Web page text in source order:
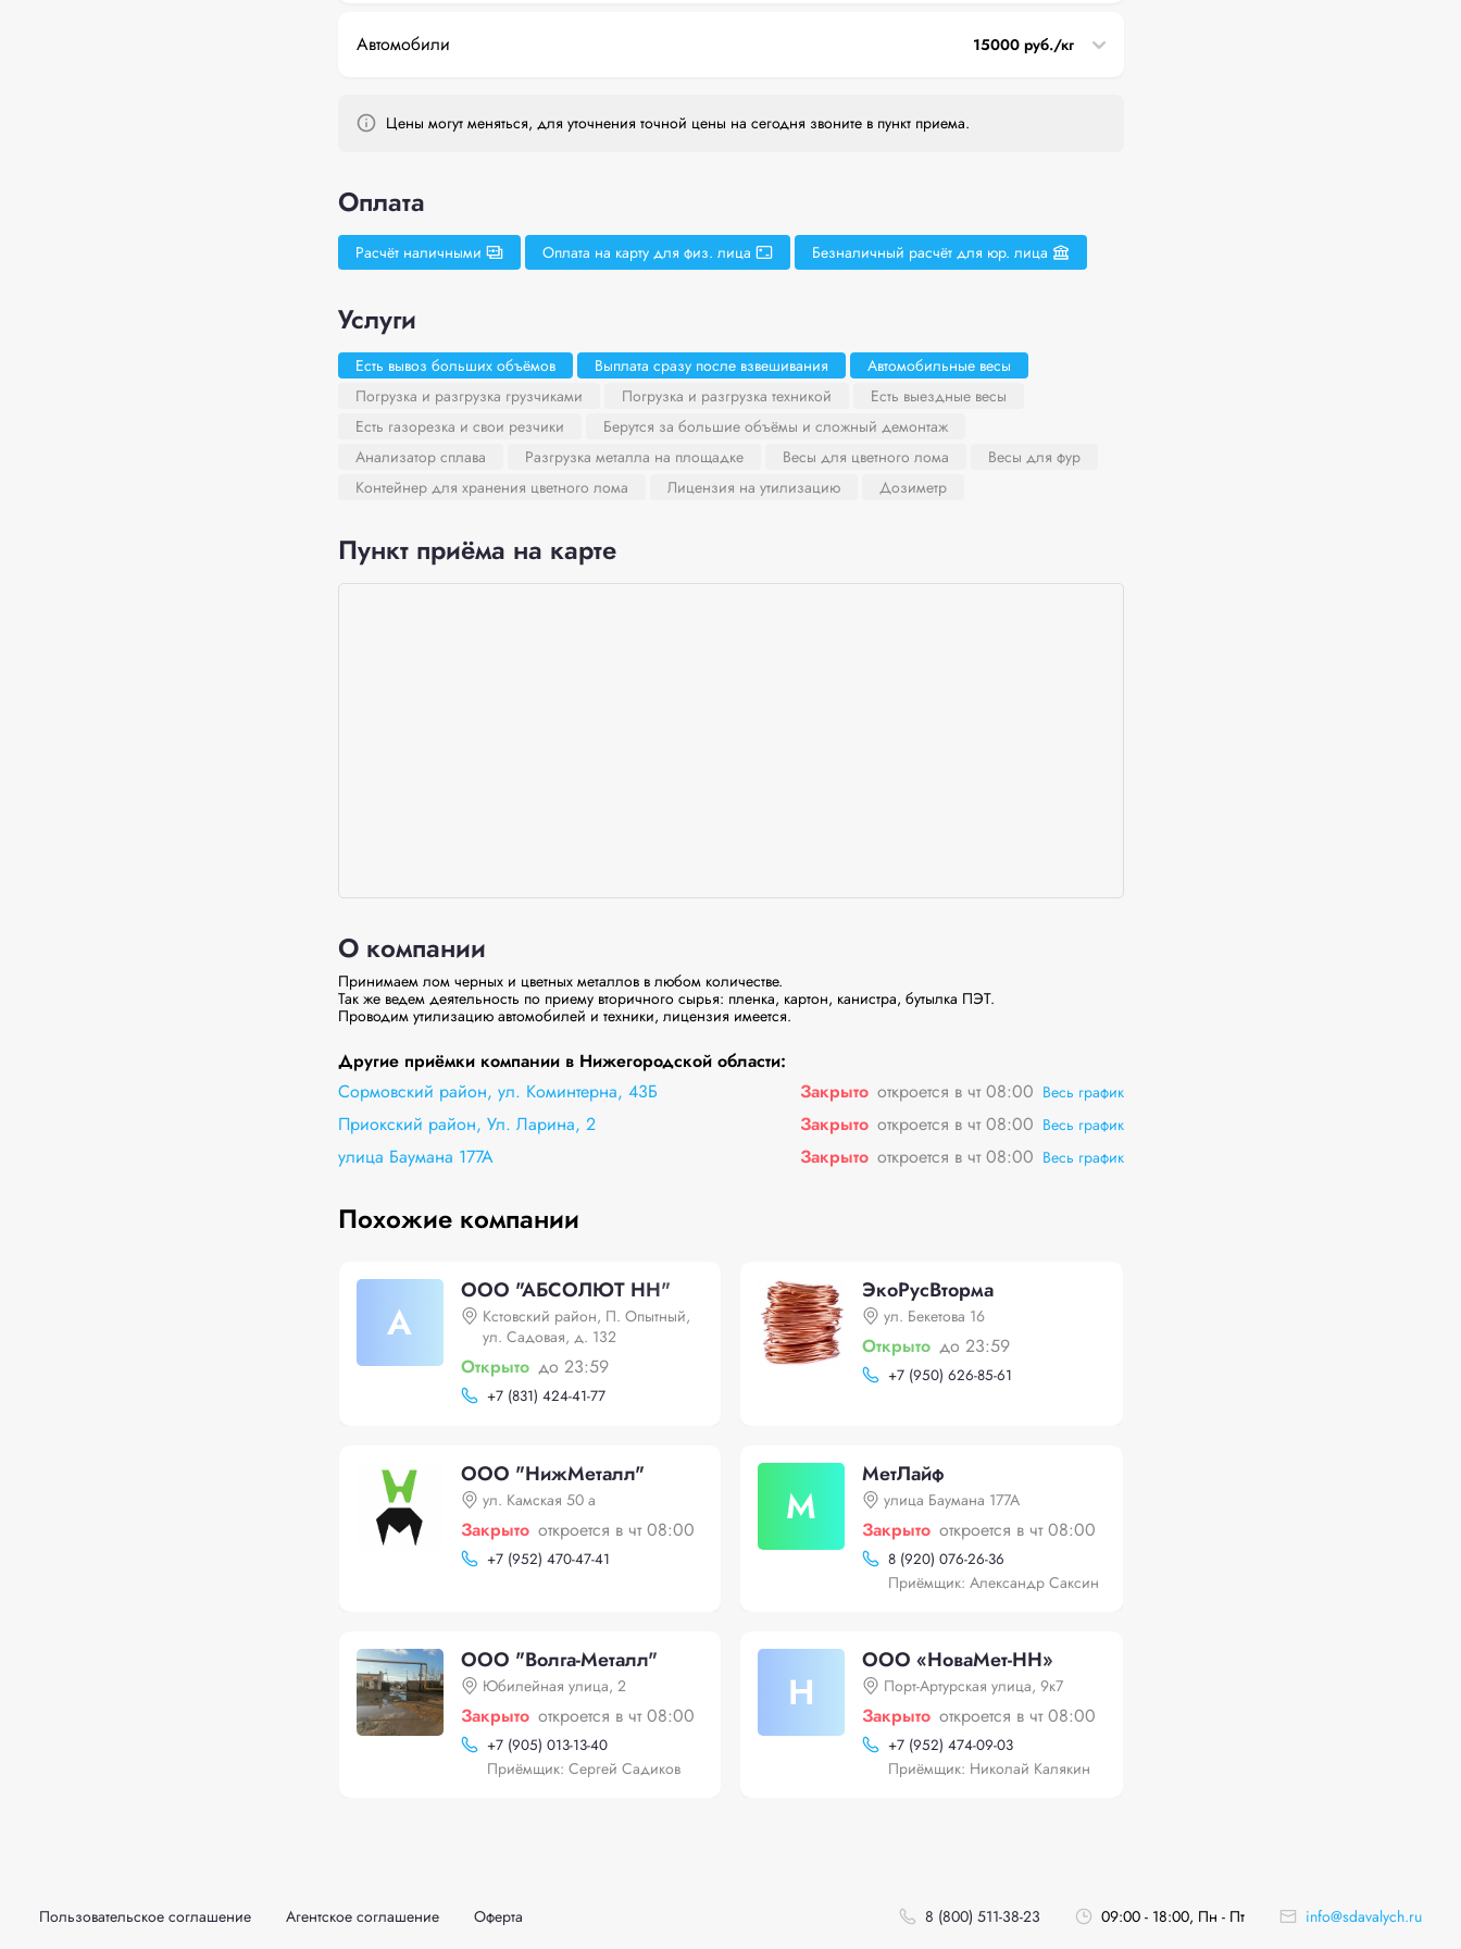
Автомобили 15000 руб./кг
Цены могут меняться, для уточнения точной цены на сегодня звоните в пункт приема.
Оплата
Расчёт наличными Оплата на карту для физ. лица Безналичный расчёт для юр. лица
Услуги
Есть вывоз больших объёмов Выплата сразу после взвешивания
Автомобильные весы
Погрузка и разгрузка грузчиками
Погрузка и разгрузка техникой
Есть выездные весы
Есть газорезка и свои резчики
Берутся за большие объёмы и сложный демонтаж
Анализатор сплава
Разгрузка металла на площадке Весы для цветного лома
Весы для фур
Контейнер для хранения цветного лома
Лицензия на утилизацию Дозиметр
Пункт приёма на карте
О компании
Принимаем лом черных и цветных металлов в любом количестве.
Так же ведем деятельность по приему вторичного сырья: пленка, картон, канистра, бутылка ПЭТ.
Проводим утилизацию автомобилей и техники, лицензия имеется.
Другие приёмки компании в Нижегородской области:
Сормовский район, ул. Коминтерна, 43Б
Закрыто откроется в чт 08:00 Весь график
Приокский район, Ул. Ларина, 2 Закрыто откроется в чт 08:00 Весь график
улица Баумана 177А Закрыто откроется в чт 08:00 Весь график
Похожие компании
А
ООО "АБСОЛЮТ НН"
Кстовский район, П. Опытный,
ул. Садовая, д. 132
Открыто до 23:59
+7 (831) 424-41-77
ЭкоРусВторма
ул. Бекетова 16
Открыто до 23:59
+7 (950) 626-85-61
ООО "НижМеталл"
ул. Камская 50 а
Закрыто откроется в чт 08:00
+7 (952) 470-47-41
М
МетЛайф
улица Баумана 177А
Закрыто откроется в чт 08:00
8 (920) 076-26-36
Приёмщик: Александр Саксин
ООО "Волга-Металл"
Юбилейная улица, 2
Закрыто откроется в чт 08:00
+7 (905) 013-13-40
Приёмщик: Сергей Садиков
Н
ООО «НоваМет-НН»
Порт-Артурская улица, 9к7
Закрыто откроется в чт 08:00
+7 (952) 474-09-03
Приёмщик: Николай Калякин
Пользовательское соглашение Агентское соглашение Оферта 8 (800) 511-38-23 09:00 - 18:00, Пн - Пт info@sdavalych.ru